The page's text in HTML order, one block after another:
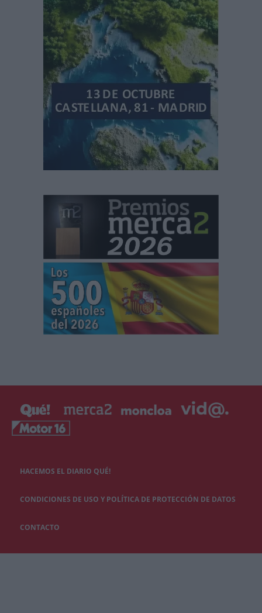
HACEMOS EL DIARIO QUÉ!
CONDICIONES DE USO Y POLÍTICA DE PROTECCIÓN DE DATOS
CONTACTO